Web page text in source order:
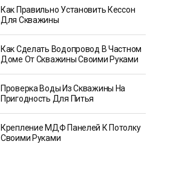
Как Правильно Установить Кессон
Для Скважины
Как Сделать Водопровод В Частном
Доме От Скважины Своими Руками
Проверка Воды Из Скважины На
Пригодность Для Питья
Крепление МДФ Панелей К Потолку
Своими Руками